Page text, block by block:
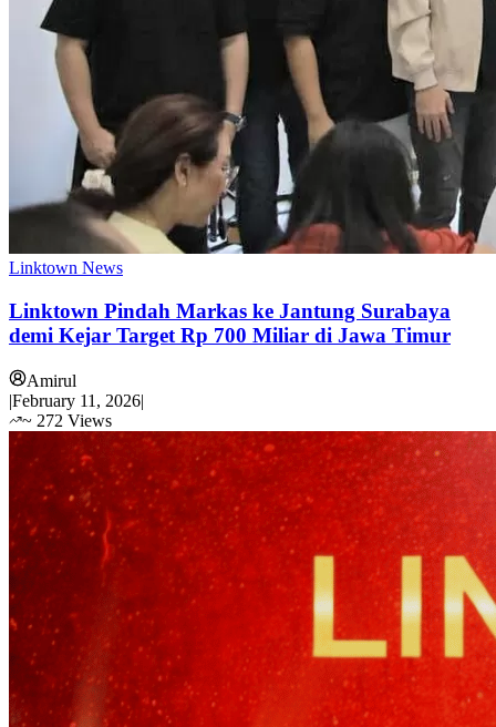
Linktown News
Linktown Pindah Markas ke Jantung Surabaya
demi Kejar Target Rp 700 Miliar di Jawa Timur
Amirul
|February 11, 2026|
~ 272 Views